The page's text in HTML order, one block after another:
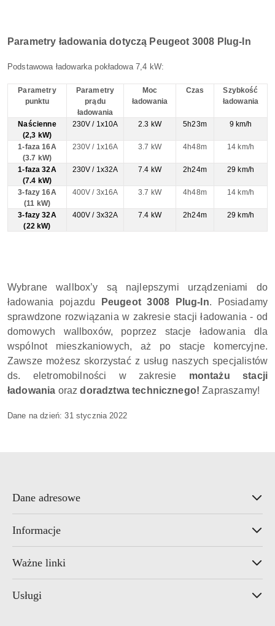
Parametry ładowania dotyczą Peugeot 3008 Plug-In
Podstawowa ładowarka pokładowa 7,4 kW:
Parametry
punktu
Parametry
prądu
ładowania
Moc
ładowania
Czas
Szybkość
ładowania
Naścienne
(2,3 kW)
230V / 1x10A 2.3 kW 5h23m 9 km/h
1-faza 16A
(3.7 kW)
230V / 1x16A 3.7 kW 4h48m 14 km/h
1-faza 32A
(7.4 kW)
230V / 1x32A 7.4 kW 2h24m 29 km/h
3-fazy 16A
(11 kW)
400V / 3x16A 3.7 kW 4h48m 14 km/h
3-fazy 32A
(22 kW)
400V / 3x32A 7.4 kW 2h24m 29 km/h
Wybrane wallbox’y są najlepszymi urządzeniami do
ładowania pojazdu
Peugeot 3008 Plug-In. Posiadamy
sprawdzone rozwiązania w zakresie stacji ładowania - od
domowych wallboxów, poprzez stacje ładowania dla
wspólnot mieszkaniowych, aż po stacje komercyjne.
Zawsze możesz skorzystać z usług naszych specjalistów
ds. eletromobilności w zakresie montażu stacji
ładowania orazdoradztwa technicznego! Zapraszamy!
Dane na dzień:31 stycznia 2022
Dane adresowe
Informacje
Ważne linki
Usługi